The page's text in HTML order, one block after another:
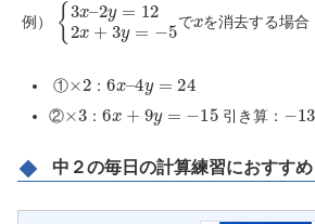
例） {3x–
2 y=122x+ 3y= 5
で を消去する場合
① 2 ：6 4 24
② 3 ：6 +9 y 引き算： 13
中２の毎日の計算練習におすすめ